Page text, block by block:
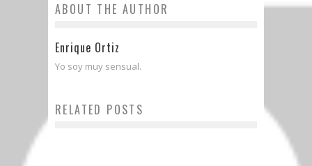
ABOUT THE AUTHOR
Enrique Ortiz
Yo soy muy sensual.
RELATED POSTS